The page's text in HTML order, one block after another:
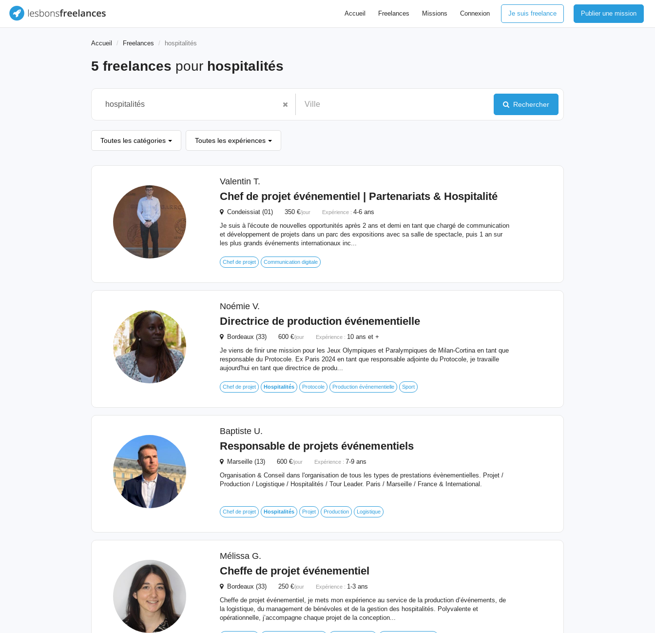
Accueil Freelances Missions Connexion Je suis freelance Publier une mission
Accueil Freelances hospitalités
5 freelances pour hospitalités
Rechercher
Toutes les catégories Toutes les expériences
Valentin T.
Chef de projet événementiel | Partenariats & Hospitalité
Condeissiat (01) 350 €/jour Expérience : 4-6 ans
Je suis à l'écoute de nouvelles opportunités après 2 ans et demi en tant que chargé de communication
et développement de projets dans un parc des expositions avec sa salle de spectacle, puis 1 an sur
les plus grands événements internationaux inc...
Chef de projet Communication digitale
Noémie V.
Directrice de production événementielle
Bordeaux (33) 600 €/jour Expérience : 10 ans et +
Je viens de finir une mission pour les Jeux Olympiques et Paralympiques de Milan-Cortina en tant que
responsable du Protocole. Ex Paris 2024 en tant que responsable adjointe du Protocole, je travaille
aujourd'hui en tant que directrice de produ...
Chef de projet Hospitalités Protocole Production événementielle Sport
Baptiste U.
Responsable de projets événementiels
Marseille (13) 600 €/jour Expérience : 7-9 ans
Organisation & Conseil dans l'organisation de tous les types de prestations évènementielles. Projet /
Production / Logistique / Hospitalités / Tour Leader. Paris / Marseille / France & International.
Chef de projet Hospitalités Projet Production Logistique
Mélissa G.
Cheffe de projet événementiel
Bordeaux (33) 250 €/jour Expérience : 1-3 ans
Cheffe de projet événementiel, je mets mon expérience au service de la production d’événements, de
la logistique, du management de bénévoles et de la gestion des hospitalités. Polyvalente et
opérationnelle, j’accompagne chaque projet de la conception...